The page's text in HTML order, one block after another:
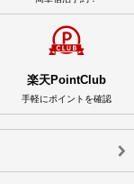
楽天PointClub
手軽にポイントを確認